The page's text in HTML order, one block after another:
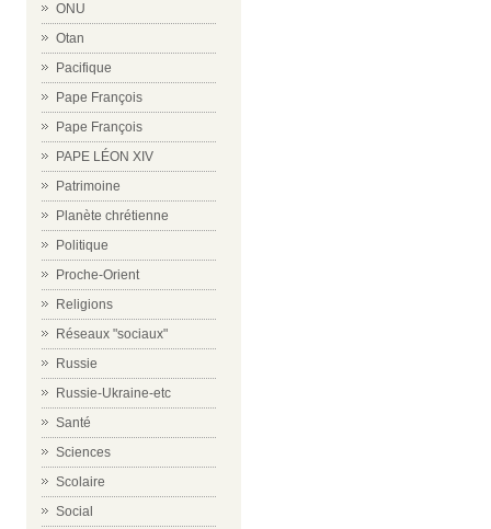
ONU
Otan
Pacifique
Pape François
Pape François
PAPE LÉON XIV
Patrimoine
Planète chrétienne
Politique
Proche-Orient
Religions
Réseaux "sociaux"
Russie
Russie-Ukraine-etc
Santé
Sciences
Scolaire
Social